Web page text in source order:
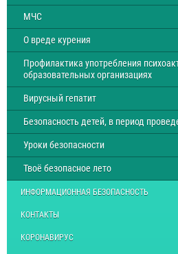
МЧС
О вреде курения
Профилактика употребления
образовательных организациях
Вирусный гепатит
Безопасность детей, в период
Уроки безопасности
Твоё безопасное лето
ИНФОРМАЦИОННАЯ БЕЗОПАСНОСТЬ
КОНТАКТЫ
КОРОНАВИРУС